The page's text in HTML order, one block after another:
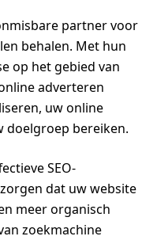
partner voor
behalen. Met hun
op het gebied van
adverteren
uw online
doelgroep bereiken.
SEO-
dat uw website
meer organisch
zoekmachine